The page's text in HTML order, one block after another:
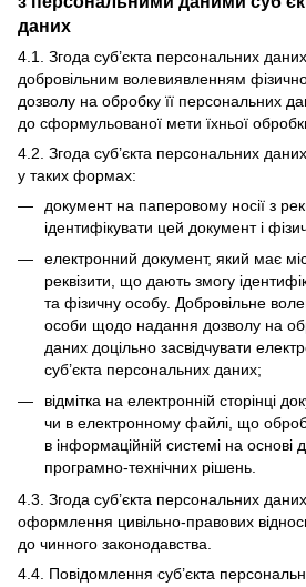
даних
4.1. Згода суб’єкта персональних
добровільним волевиявленням
дозволу на обробку її персональних
до сформульованої мети їхньої
4.2. Згода суб’єкта персональних
у таких формах:
документ на паперовому носії з
ідентифікувати цей документ і
електронний документ, який має
реквізити, що дають змогу
та фізичну особу. Добровільне
особи щодо надання дозволу на
даних доцільно засвідчувати
суб’єкта персональних даних;
відмітка на електронній сторінці
чи в електронному файлі, що
в інформаційній системі на основі
програмно-технічних рішень.
4.3. Згода суб’єкта персональних
оформлення цивільно-правових
до чинного законодавства.
4.4. Повідомлення суб’єкта